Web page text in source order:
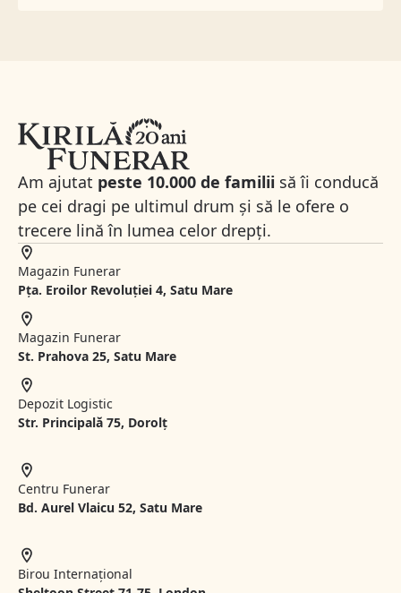
Am ajutat peste 10.000 de familii să îi conducă
pe cei dragi pe ultimul drum și să le ofere o
trecere lină în lumea celor drepți.
Magazin Funerar
Pța. Eroilor Revoluției 4, Satu Mare
Magazin Funerar
St. Prahova 25, Satu Mare
Depozit Logistic
Str. Principală 75, Dorolț
Centru Funerar
Bd. Aurel Vlaicu 52, Satu Mare
Birou Internațional